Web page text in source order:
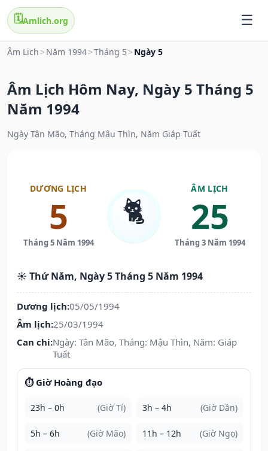
🗓️Amlich.org
Âm Lịch > Năm 1994>Tháng 5 > Ngày 5
Âm Lịch Hôm Nay, Ngày 5 Tháng 5
Năm 1994
Ngày Tân Mão, Tháng Mậu Thìn, Năm Giáp Tuất
DƯƠNG LỊCH
5
Tháng 5 Năm 1994
🐈
ÂM LỊCH
25
Tháng 3 Năm 1994
☀️ Thứ Năm, Ngày 5 Tháng 5 Năm 1994
Dương lịch:05/05/1994
Âm lịch:25/03/1994
Can chi:Ngày: Tân Mão, Tháng: Mậu Thìn, Năm: Giáp
Tuất
⏱️ Giờ Hoàng đạo
23h – 0h (Giờ Tí) 3h – 4h (Giờ Dần)
5h – 6h (Giờ Mão) 11h – 12h (Giờ Ngọ)